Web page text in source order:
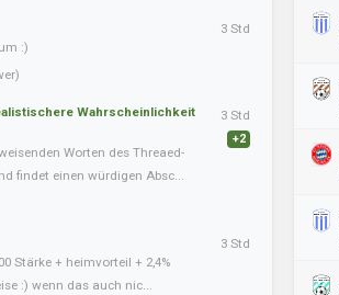
:)
3 Std
Wahrscheinlichkeit
Worten des Threaed-
findet einen würdigen Absc...
3 Std
+2
Stärke + heimvorteil + 2,4%
:) wenn das auch nic...
3 Std